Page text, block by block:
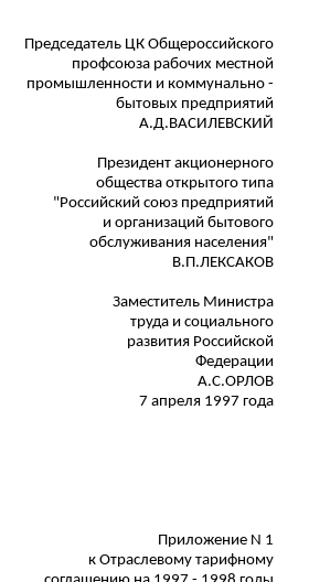
Председатель ЦК Общероссийского
профсоюза рабочих местной
промышленности и коммунально -
бытовых предприятий
А.Д.ВАСИЛЕВСКИЙ
Президент акционерного
общества открытого типа
"Российский союз предприятий
и организаций бытового
обслуживания населения"
В.П.ЛЕКСАКОВ
Заместитель Министра
труда и социального
развития Российской
Федерации
А.С.ОРЛОВ
7 апреля 1997 года
Приложение N 1
к Отраслевому тарифному